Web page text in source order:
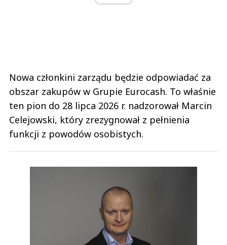
Nowa członkini zarządu będzie odpowiadać za
obszar zakupów w Grupie Eurocash. To właśnie
ten pion do 28 lipca 2026 r. nadzorował Marcin
Celejowski, który zrezygnował z pełnienia
funkcji z powodów osobistych.